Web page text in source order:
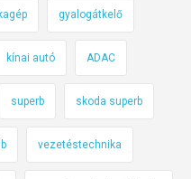
gyalogátkelő
kínai autó ADAC
superb skoda superb
vezetéstechnika